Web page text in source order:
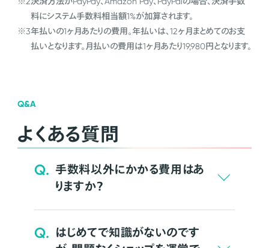
料にシステム手数料相当額1%が加算されます。
※3年払いの1ヶ月あたりの費用。年払いは、12ヶ月まとめてのお支
払いとなります。月払いの費用は1ヶ月あたり19,980円となります。
Q&A
よくある質問
Q. 手数料以外にかかる費用はあ
りますか？
Q. はじめてで知識がないのです